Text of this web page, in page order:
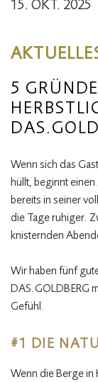
15. OKT. 2025
5
Wenn sich das
hüllt, beginnt
bereits in seiner
die Tage ruhiger.
knisternden
Wir haben fünf
DAS.GOLDBERG
Gefühl.
#1 DIE
Wenn die Berge